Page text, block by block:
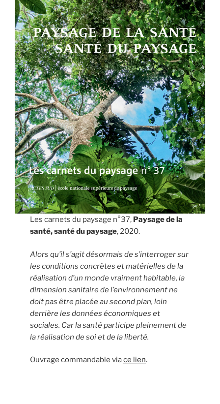
Les carnets du paysage n°37, Paysage de la
santé, santé du paysage, 2020.
Alors qu’il s’agit désormais de s’interroger sur
les conditions concrètes et matérielles de la
réalisation d’un monde vraiment habitable, la
dimension sanitaire de l’environnement ne
doit pas être placée au second plan, loin
derrière les données économiques et
sociales. Car la santé participe pleinement de
la réalisation de soi et de la liberté.
Ouvrage commandable viace lien.